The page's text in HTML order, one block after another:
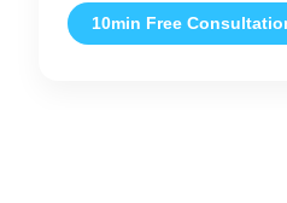
10min Free